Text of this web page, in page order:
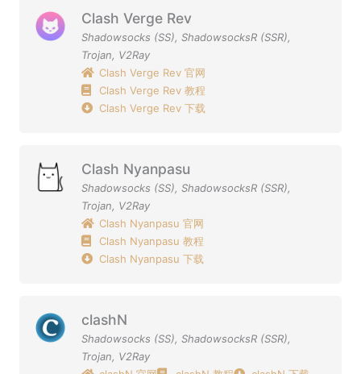
Clash Verge Rev
Shadowsocks (SS), ShadowsocksR (SSR),
Trojan, V2Ray
Clash Verge Rev 官网
Clash Verge Rev 教程
Clash Verge Rev 下载
Clash Nyanpasu
Shadowsocks (SS), ShadowsocksR (SSR),
Trojan, V2Ray
Clash Nyanpasu 官网
Clash Nyanpasu 教程
Clash Nyanpasu 下载
clashN
Shadowsocks (SS), ShadowsocksR (SSR),
Trojan, V2Ray